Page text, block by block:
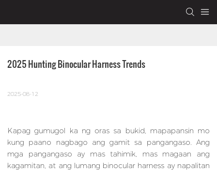
2025 Hunting Binocular Harness Trends
2025-08-12
Kapag gumugol ka ng oras sa bukid, mapapansin mo
kung paano nagbago ang gamit sa pangangaso. Ang
mga pangangaso ay mas tahimik, mas magaan ang
kagamitan, at ang lumang binocular harness ay napalitan